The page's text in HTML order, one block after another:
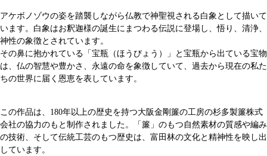
アケボノゾウの姿を踏襲しながら仏教で神聖視される白象として描いて
います。白象はお釈迦様の誕生にまつわる伝説に登場し、悟り、清浄、
神性の象徴とされています。
その鼻に抱かれている「宝瓶（ほうびょう）」と宝瓶から出ている宝物
は、仏の智慧や豊かさ、永遠の命を象徴していて、過去から現在の私た
ちの世界に届く恩恵を表しています。
この作品は、180年以上の歴史を持つ大阪金剛簾の工房の杉多製簾株式
会社の協力のもと制作されました。「簾」のもつ自然素材の質感や編み
の技術、そして伝統工芸のもつ歴史は、富田林の文化と精神性を映し出
しています。